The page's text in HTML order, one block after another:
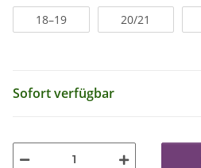
18–19 20/21
Sofort verfügbar